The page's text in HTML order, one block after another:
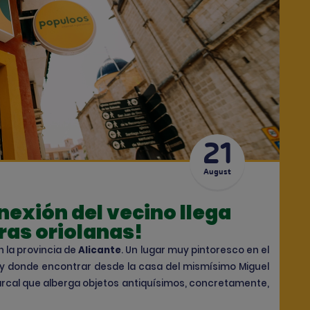
21
August
del vecino llega
oriolanas!
la provincia deAlicante. Un lugar muy pintoresco en el
encontrar desde la casa del mismísimo Miguel
que alberga objetos antiquísimos, concretamente,